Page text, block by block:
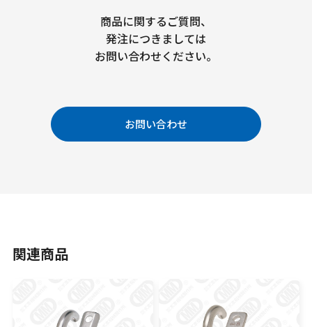
商品に関するご質問、
発注につきましては
お問い合わせください。
お問い合わせ
関連商品